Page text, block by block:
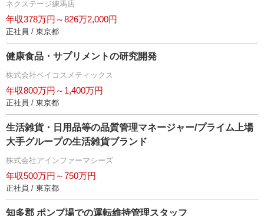
ネクステージ練馬店
年収378万円～826万2,000円
正社員 / 東京都
健康食品・サプリメントの研究開発
株式会社ベイコスメティックス
年収800万円～1,400万円
正社員 / 東京都
生活雑貨・日用品等の品質管理マネージャー/プライム上場
大手グループの生活雑貨ブランド
株式会社アインファーマシーズ
年収500万円～750万円
正社員 / 東京都
知多郡 ポンプ場での運転維持管理スタッフ